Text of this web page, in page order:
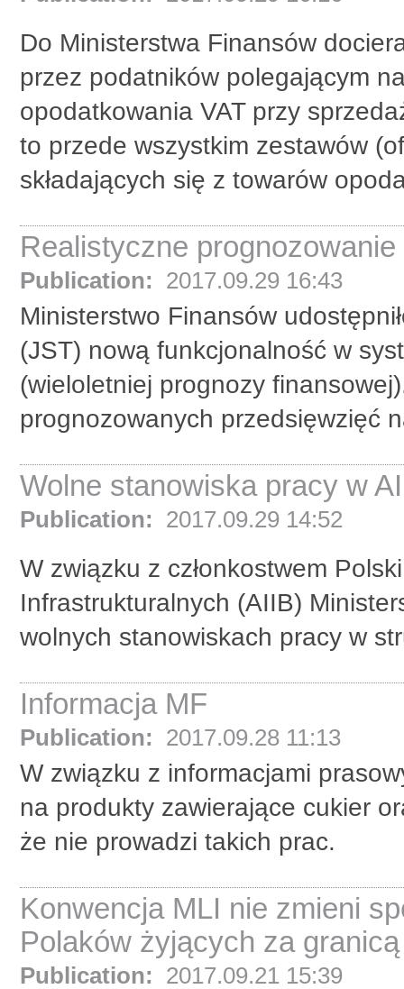
Do Ministerstwa Finansów
przez podatników polegającym
opodatkowania VAT przy
to przede wszystkim zestawów
składających się z towarów
Realistyczne prognozowanie
Publication: 2017.09.29 16:43
Ministerstwo Finansów
(JST) nową funkcjonalność w
(wieloletniej prognozy
prognozowanych przedsięwzięć
Wolne stanowiska pracy w
Publication: 2017.09.29 14:52
W związku z członkostwem
Infrastrukturalnych (AIIB)
wolnych stanowiskach pracy w
Informacja MF
Publication: 2017.09.28 11:13
W związku z informacjami
na produkty zawierające cukier
że nie prowadzi takich prac.
Konwencja MLI nie zmieni
Polaków żyjących za granicą
Publication: 2017.09.21 15:39